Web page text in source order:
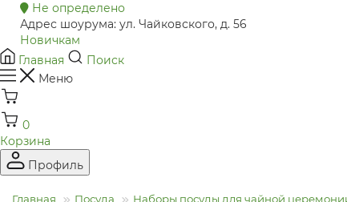
Не определено
Адрес шоурума: ул. Чайковского, д. 56
Новичкам
Главная
Поиск
Меню
0
Корзина
Профиль
Главная Посуда Наборы посуды для чайной церемонии